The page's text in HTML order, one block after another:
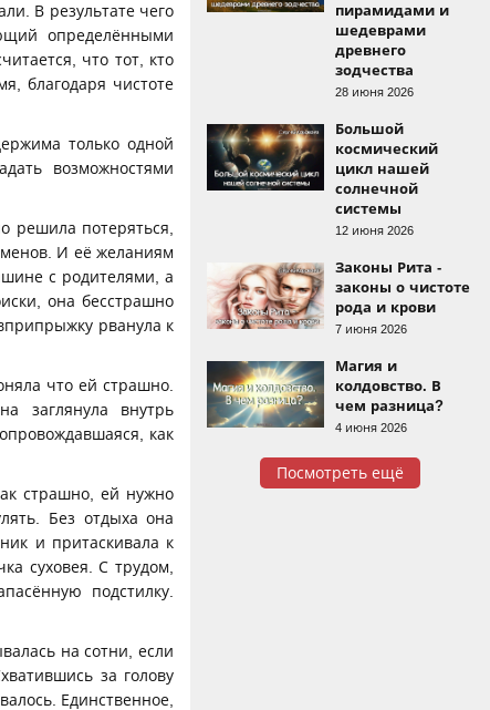
В результате чего
определёнными
что тот, кто
благодаря чистоте
только одной
возможностями
решила потеряться,
И её желаниям
с родителями, а
она бесстрашно
рванула к
что ей страшно.
заглянула внутрь
как
страшно, ей нужно
Без отдыха она
и притаскивала к
суховея. С трудом,
подстилку.
на сотни, если
за голову
Единственное,
пирамидами и
шедеврами
древнего
зодчества
28 июня 2026
Большой
космический
цикл нашей
солнечной
системы
12 июня 2026
Законы Рита -
законы о чистоте
рода и крови
7 июня 2026
Магия и
колдовство. В
чем разница?
4 июня 2026
Посмотреть ещё